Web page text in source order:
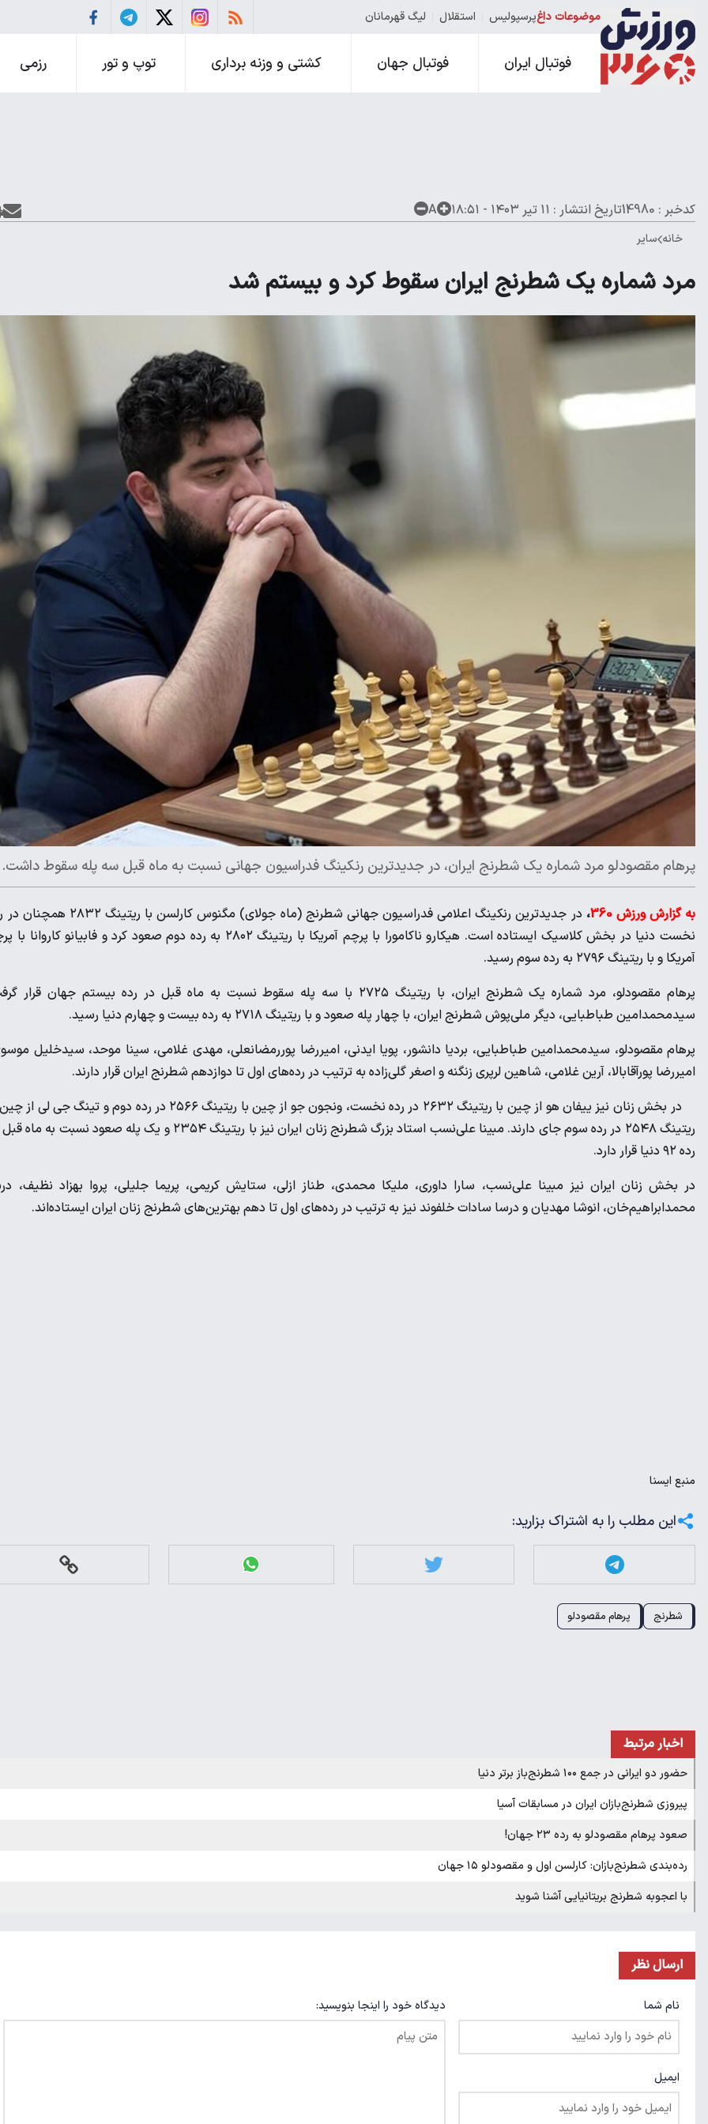
موضوعات داغپرسپولیس استقلال لیگ قهرمانان
فوتبال ایران فوتبال جهان کشتی و وزنه برداری توپ و تور رزمی
کدخبر : 14980 تاریخ انتشار : ۱۱ تیر ۱۴۰۳ - ۱۸:۵۱ A
خانه سایر
مرد شماره یک شطرنج ایران سقوط کرد و بیستم شد
پرهام مقصودلو مرد شماره یک شطرنج ایران، در جدیدترین رنکینگ فدراسیون جهانی نسبت به ماه قبل سه پله سقوط داشت.
به گزارش ورزش 360 ،
در جدیدترین رنکینگ اعلامی فدراسیون جهانی شطرنج (ماه جولای) مگنوس کارلسن با
نخست دنیا در بخش کلاسیک ایستاده است. هیکارو ناکامورا با پرچم آمریکا با ریتینگ ۲۸۰۲ به رده دوم صعود کرد و فابیانو
آمریکا و با ریتینگ ۲۷۹۶ به رده سوم رسید.
پرهام مقصودلو، مرد شماره یک شطرنج ایران، با ریتینگ ۲۷۲۵ با سه پله سقوط نسبت به ماه قبل در رده بیستم جهان قرار
سیدمحمدامین طباطبایی، دیگر ملی‌پوش شطرنج ایران، با چهار پله صعود و با ریتینگ ۲۷۱۸ به رده بیست و چهارم دنیا رسید.
پرهام مقصودلو، سیدمحمدامین طباطبایی، بردیا دانشور، پویا ایدنی، امیررضا پوررمضانعلی، مهدی غلامی، سینا موحد، سیدخلیل
امیررضا پورآقابالا، آرین غلامی، شاهین لرپری‌ زنگنه و اصغر گلی‌زاده به ترتیب در رده‌های اول تا دوازدهم شطرنج ایران قرار دارند.
در بخش زنان نیز ییفان هو از چین با ریتینگ ۲۶۳۲ در رده نخست، ونجون جو از چین با ریتینگ ۲۵۶۶ در رده دوم و تینگ جی
ریتینگ ۲۵۴۸ در رده سوم جای دارند. مبینا علی‌نسب استاد بزرگ شطرنج زنان ایران نیز با ریتینگ ۲۳۵۴ و یک پله صعود نسبت به
رده ۹۲ دنیا قرار دارد.
در بخش زنان ایران نیز مبینا علی‌نسب، سارا داوری، ملیکا محمدی، طناز ازلی، ستایش کریمی، پریما جلیلی، پروا بهزاد نظیف،
محمدابراهیم‌خان، انوشا مهدیان و درسا سادات خلفوند نیز به ترتیب در رده‌های اول تا دهم بهترین‌های شطرنج زنان ایران ایستاده‌اند.
منبع ایسنا
این مطلب را به اشتراک بزارید:
شطرنج پرهام مقصودلو
اخبار مرتبط
حضور دو ایرانی در جمع ۱۰۰ شطرنج‌باز برتر دنیا
پیروزی شطرنج‌بازان ایران در مسابقات آسیا
صعود پرهام مقصودلو به رده ۲۳ جهان!
رده‌بندی شطرنج‌بازان: کارلسن اول و مقصودلو ۱۵ جهان
با اعجوبه شطرنج بریتانیایی آشنا شوید
ارسال نظر
نام شما
ایمیل
دیدگاه خود را اینجا بنویسید: